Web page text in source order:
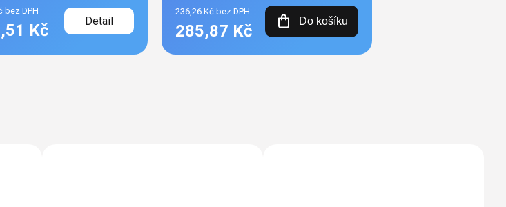
bez DPH
Kč Detail
236,26 Kč bez DPH
285,87 Kč
Do košíku